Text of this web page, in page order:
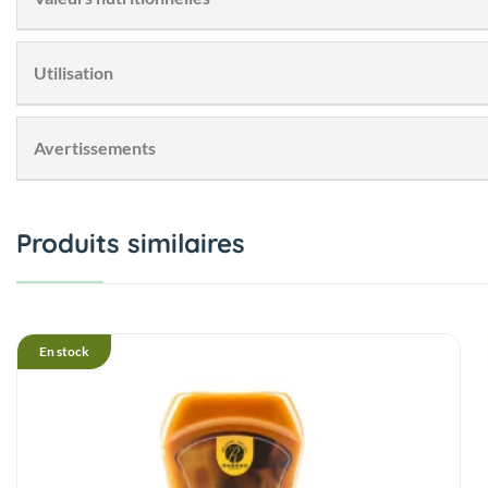
Énergie 1916 kJ / 458 kcal 5114
Graisses
Glucides
Polyols
Fibres alimentaires 10,00 g
28,00 g
Utilisation
Parfaite pour accompagner vos desserts, crêpes, ou tout
Avertissements
Produits similaires
En stock